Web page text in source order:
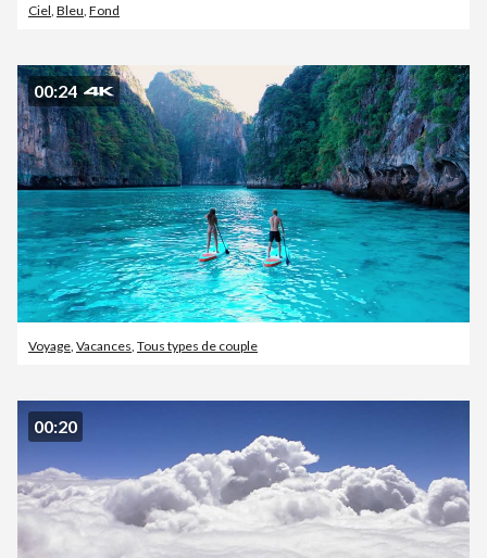
Ciel Bleu Fond
00:24
Voyage Vacances Tous types de couple
00:20